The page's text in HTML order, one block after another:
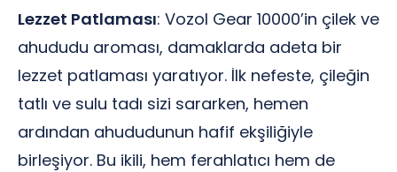
Lezzet Patlaması: Vozol Gear 10000’in çilek ve
ahududu aroması, damaklarda adeta bir
lezzet patlaması yaratıyor. İlk nefeste, çileğin
tatlı ve sulu tadı sizi sararken, hemen
ardından ahududunun hafif ekşiliğiyle
birleşiyor. Bu ikili, hem ferahlatıcı hem de